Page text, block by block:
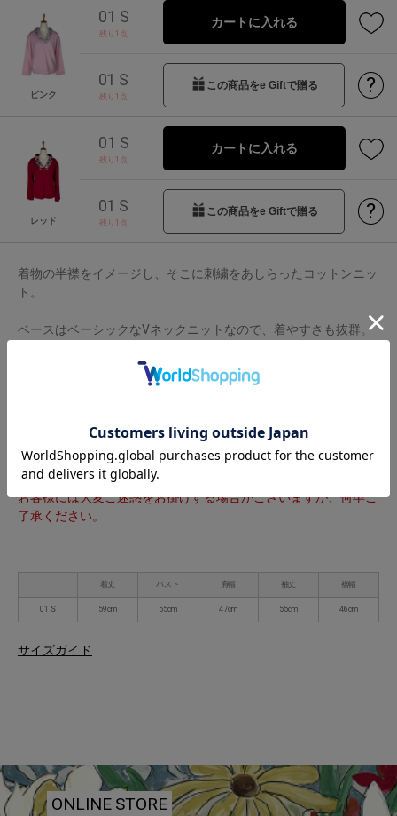
ピンク
01 S
残り1点
カートに入れる
01 S
残り1点
この商品をe Giftで贈る ?
レッド
01 S
残り1点
カートに入れる
01 S
残り1点
この商品をe Giftで贈る ?
着物の半襟をイメージし、そこに刺繍をあしらったコットンニッ
ト。
ベースはベーシックなVネックニットなので、着やすさも抜群。
刺繍のモチーフは、黒とピンクには藤の花、ブルーと赤には桜の
花が選ばれ、絞り鹿の子柄などの古典柄もさり気なくあしらわ
※こちらの商品は実店舗と在庫を共有しております。
ご注文完了後に在庫が確保できない場合がございます。
お客様には大変ご迷惑をお掛けする場合がございますが、何卒ご
了承ください。
着丈 バスト 肩幅 袖丈 裾幅
01 S 59cm 55cm 47cm 55cm 46cm
サイズガイド
ONLINE STORE